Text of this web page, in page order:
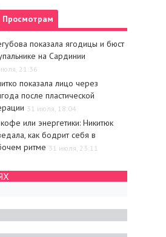
Просмотрам
показала ягодицы и бюст
на Сардинии
21:36
показала лицо через
после пластической
31 июля, 18:04
или энергетики: Никитюк
как бодрит себя в
ритме 31 июля, 23:11